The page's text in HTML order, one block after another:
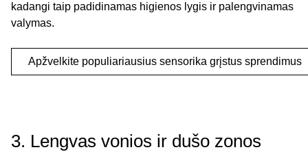
kadangi taip padidinamas higienos lygis ir palengvinamas
valymas.
Apžvelkite populiariausius sensorika grįstus sprendimus
3. Lengvas vonios ir dušo zonos